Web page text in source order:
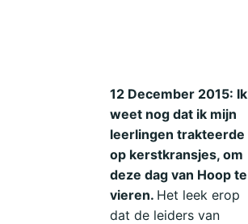
12 December 2015: Ik
weet nog dat ik mijn
leerlingen trakteerde
op kerstkransjes, om
deze dag van Hoop te
vieren. Het leek erop
dat de leiders van